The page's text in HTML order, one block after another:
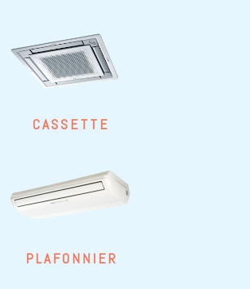
CASSETTE
PLAFONNIER